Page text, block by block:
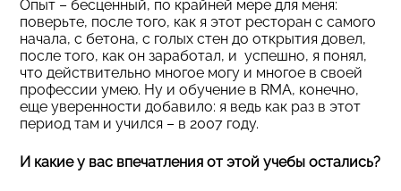
Опыт – бесценный, по крайней мере для меня:
поверьте, после того, как я этот ресторан с самого
начала, с бетона, с голых стен до открытия довел,
после того, как он заработал, и успешно, я понял,
что действительно многое могу и многое в своей
профессии умею. Ну и обучение в RMA, конечно,
еще уверенности добавило: я ведь как раз в этот
период там и учился – в 2007 году.
И какие у вас впечатления от этой учебы остались?